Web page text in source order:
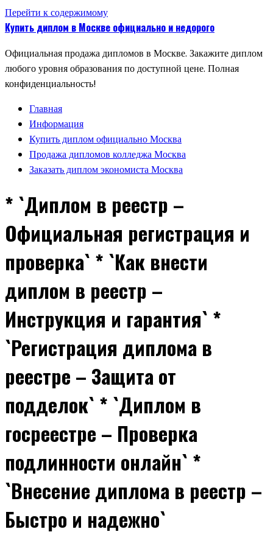
Перейти к содержимому
Купить диплом в Москве официально и недорого
Официальная продажа дипломов в Москве. Закажите диплом
любого уровня образования по доступной цене. Полная
конфиденциальность!
Главная
Информация
Купить диплом официально Москва
Продажа дипломов колледжа Москва
Заказать диплом экономиста Москва
* `Диплом в реестр –
Официальная регистрация и
проверка` * `Как внести
диплом в реестр –
Инструкция и гарантия` *
`Регистрация диплома в
реестре – Защита от
подделок` * `Диплом в
госреестре – Проверка
подлинности онлайн` *
`Внесение диплома в реестр –
Быстро и надежно`